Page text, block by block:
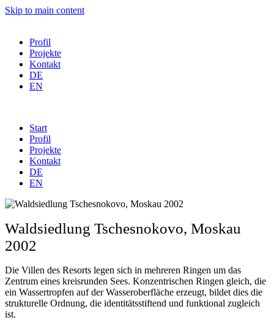
Skip to main content
Profil
Projekte
Kontakt
DE
EN
Start
Profil
Projekte
Kontakt
DE
EN
Waldsiedlung Tschesnokovo, Moskau
2002
Die Villen des Resorts legen sich in mehreren Ringen um das
Zentrum eines kreisrunden Sees. Konzentrischen Ringen gleich, die
ein Wassertropfen auf der Wasseroberfläche erzeugt, bildet dies die
strukturelle Ordnung, die identitätsstiftend und funktional zugleich
ist.